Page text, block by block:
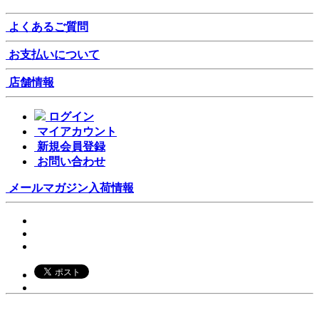
よくあるご質問
お支払いについて
店舗情報
ログイン
マイアカウント
新規会員登録
お問い合わせ
メールマガジン入荷情報